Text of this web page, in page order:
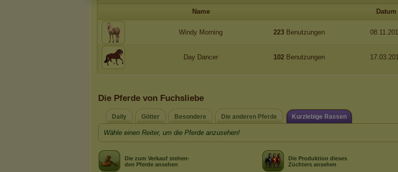
Name Datum
Windy Morning 223 Benutzungen
Day Dancer 102 Benutzungen
Die Pferde von Fuchsliebe
Daily Götter Besondere Die anderen Pferde Kurzlebige Rassen
Wähle einen Reiter, um die Pferde anzusehen!
Die zum Verkauf stehen-
den Pferde ansehen
Die Produktion dieses
Züchters ansehen